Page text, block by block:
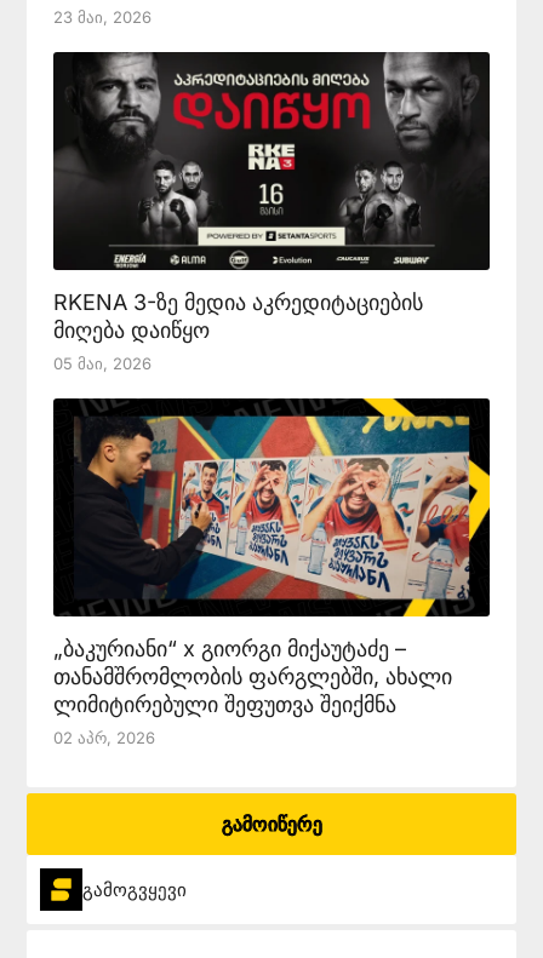
23 Მაი, 2026
RKENA 3-ზე მედია აკრედიტაციების
მიღება დაიწყო
05 Მაი, 2026
„ბაკურიანი“ x გიორგი მიქაუტაძე –
თანამშრომლობის ფარგლებში, ახალი
ლიმიტირებული შეფუთვა შეიქმნა
02 Აპრ, 2026
გამოიწერე
გამოგვყევი